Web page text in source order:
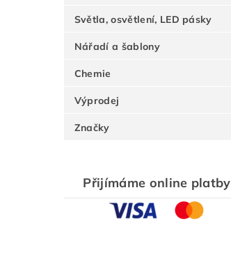
Světla, osvětlení, LED pásky
Nářadí a šablony
Chemie
Výprodej
Značky
Přijímáme online platby